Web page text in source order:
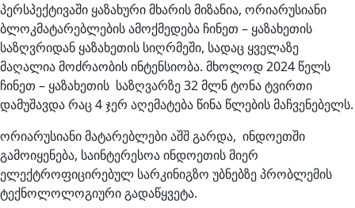
პერსპექტივაში ყაზახური მხარის მიზანია, ორიარუსიანი
ბლოკმატარებლების ამოქმედება ჩინეთ – ყაზახეთის
საზღვრიდან ყაზახეთის სიღრმეში, სადაც ყველაზე
მაღალია მოძრაობის ინტენსიობა. მხოლოდ 2024 წელს
ჩინეთ – ყაზახეთის საზღვარზე 32 მლნ ტონა ტვირთი
დამუშავდა რაც 4 ჯერ აღემატება წინა წლების მაჩვენებელს.
ორიარუსიანი მატარებლები აშშ გარდა, ინდოეთში
გამოიყენება, საინტერესოა ინდოეთის მიერ
ელექტროფიცირებულ სარკინიგზო უბნებზე პრობლემის
ტექნოლოლოგიური გადაწყვეტა.